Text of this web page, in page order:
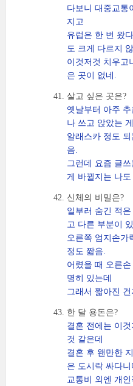
다보니 대중교통
지고
유럽은 한 번 왔
도 크게 다르지
이것저것 치우고
은 곳이 없네.
살고 싶은 곳은?
옛날부터 아주
나 쓰고 앉았는
알래스카 정도
음.
그런데 요즘 글
게 바뀔지는 나도
신체의 비밀은?
일부러 숨긴 적
고 다른 부분이
오른쪽 엄지손가
정도 짧음.
어렸을 때 오른
명히 있는데
그래서 짧아진
한 달 용돈은?
결혼 전에는 이
것 같은데
결혼 후 왠만한
은 도시락 싸다니
교통비 외엔 개